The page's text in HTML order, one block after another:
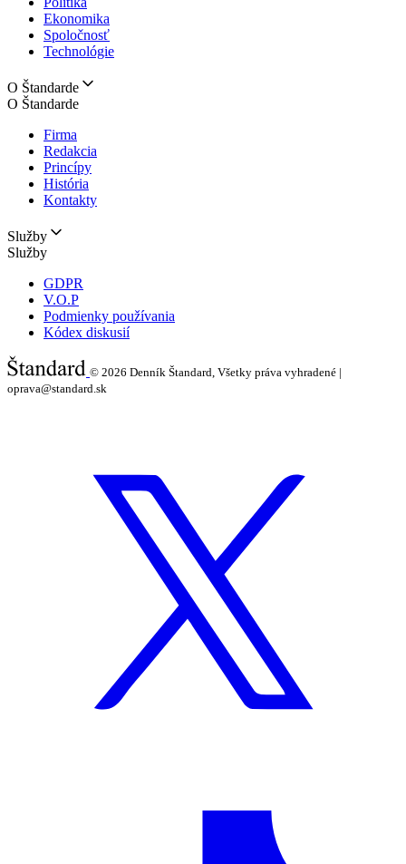
Ekonomika
Spoločnosť
Technológie
O Štandarde
O Štandarde
Firma
Redakcia
Princípy
História
Kontakty
Služby
Služby
GDPR
V.O.P
Podmienky používania
Kódex diskusií
© 2026 Denník Štandard, Všetky práva vyhradené |
oprava@standard.sk